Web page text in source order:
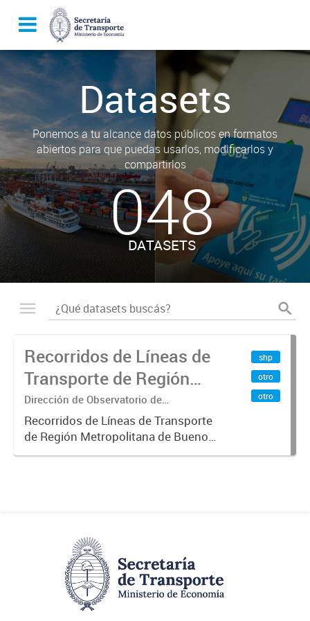
Datasets
Ponemos a tu alcance datos públicos en formatos
abiertos para que puedas usarlos, modificarlos y
compartirlos
048
DATASETS
Recorridos de Líneas de
Transporte de Región
Metropolitana de
Buenos Aires (RMBA)
Dirección de Observatorio de
Transporte, Estudio y Sistemas
Recorridos de Líneas de Transporte
de Región Metropolitana de Buenos
Aires (RMBA).-
shp
otro
otro